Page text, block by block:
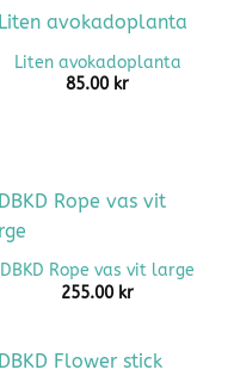
Liten avokadoplanta
85.00 kr
DBKD Rope vas vit large
255.00 kr